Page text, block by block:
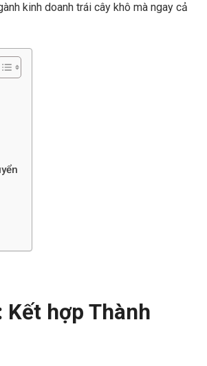
kinh doanh trái cây khô mà ngay cả
Kết hợp Thành